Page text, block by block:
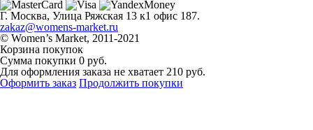
Г. Москва, Улица Ряжская 13 к1 офис 187.
zakaz@womens-market.ru
© Women’s Market, 2011-2021
Корзина покупок
Сумма покупки 0 руб.
Для оформления заказа не хватает 210 руб.
Оформить заказ Продолжить покупки